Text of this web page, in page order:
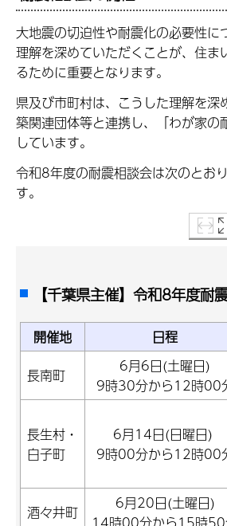
大地震の切迫性や耐震化の必要性に
理解を深めていただくことが、住ま
るために重要となります。
県及び市町村は、こうした理解を深
築関連団体等と連携し、「わが家の
しています。
令和8年度の耐震相談会は次のとお
す。
【千葉県主催】令和8年度耐
開催地 日程
長南町
6月6日(土曜日)
9時30分から12時00
長生村・
白子町
6月14日(日曜日)
9時00分から12時00
酒々井町
6月20日(土曜日)